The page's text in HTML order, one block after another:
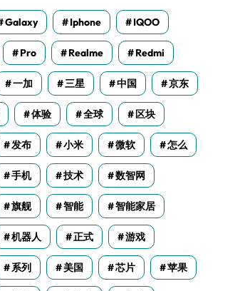
Galaxy Iphone IQOO
Pro Realme Redmi
一加 三星 中国 京东
体验 全球 区块
发布 小米 微软 怎么
手机 技术 数智网
旗舰 智能 智能家居
机器人 正式 游戏
系列 美国 芯片 苹果